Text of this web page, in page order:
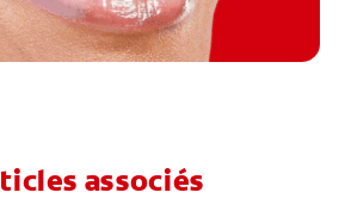
associés